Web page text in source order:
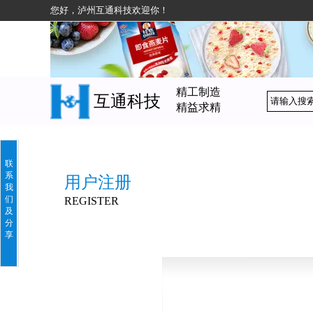
您好，泸州互通科技欢迎你！
互通科技
精工制造
精益求精
联
系
我
们
及
分
享
用户注册
REGISTER